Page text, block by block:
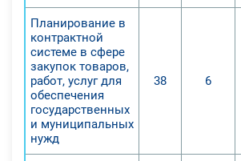
Планирование в
контрактной
системе в сфере
закупок товаров,
работ, услуг для
обеспечения
государственных
и муниципальных
нужд
38 6